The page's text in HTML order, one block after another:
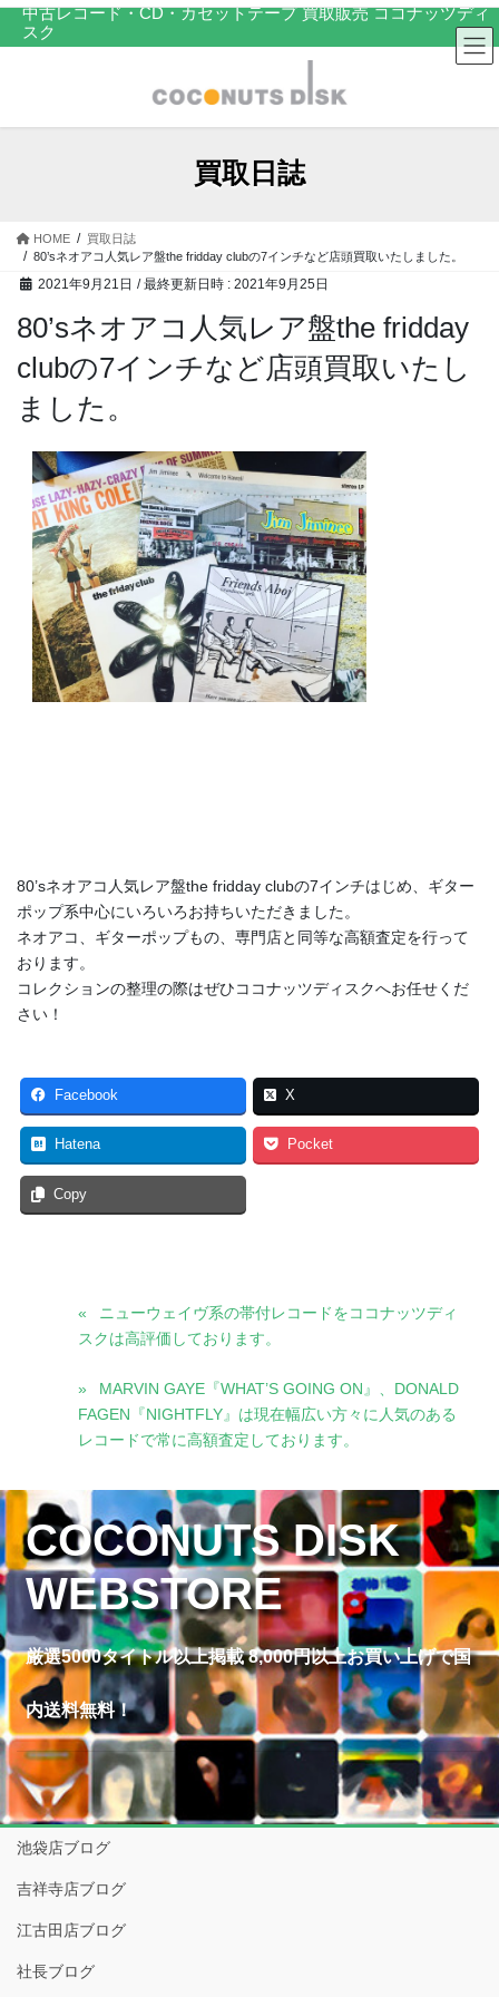
コ
へ
ナ
ョ
中古レコード・CD・カセットテープ 買取販売 ココナッツディ
スク
買取日誌
HOME
買取日誌
80’sネオアコ人気レア盤the fridday clubの7インチなど店頭買取いたしました。
2021年9月21日 / 最終更新日時 : 2021年9月25日
80’sネオアコ人気レア盤the fridday
clubの7インチなど店頭買取いたし
ました。
80’sネオアコ人気レア盤the fridday clubの7インチはじめ、ギター
ポップ系中心にいろいろお持ちいただきました。
ネオアコ、ギターポップもの、専門店と同等な高額査定を行って
おります。
コレクションの整理の際はぜひココナッツディスクへお任せくだ
さい！
Facebook X
Hatena Pocket
Copy
ニューウェイヴ系の帯付レコードをココナッツディ
スクは高評価しております。
MARVIN GAYE『WHAT’S GOING ON』、DONALD
FAGEN『NIGHTFLY』は現在幅広い方々に人気のある
レコードで常に高額査定しております。
COCONUTS DISK
WEBSTORE
厳選5000タイトル以上掲載 8,000円以上お買い上げで国
内送料無料！
池袋店ブログ
吉祥寺店ブログ
江古田店ブログ
社長ブログ